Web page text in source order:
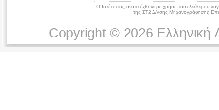
Ο Ιστότοπος αναπτύχθηκε με χρήση του ελεύθερου
της ΣΤ2 Δ/νσης Μηχανογράφησης
Copyright © 2026